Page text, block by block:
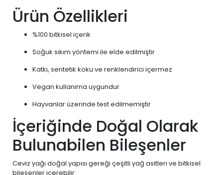
Ürün Özellikleri
%100 bitkisel içerik
Soğuk sıkım yöntemi ile elde edilmiştir
Katkı, sentetik koku ve renklendirici içermez
Vegan kullanıma uygundur
Hayvanlar üzerinde test edilmemiştir
İçeriğinde Doğal Olarak
Bulunabilen Bileşenler
Ceviz yağı doğal yapısı gereği çeşitli yağ asitleri ve bitkisel
bileşenler içerebilir: